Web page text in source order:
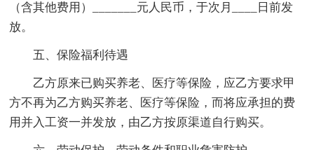
（含其他费用）_______元人民币，于次月____日前发
放。
五、保险福利待遇
乙方原来已购买养老、医疗等保险，应乙方要求甲
方不再为乙方购买养老、医疗等保险，而将应承担的费
用并入工资一并发放，由乙方按原渠道自行购买。